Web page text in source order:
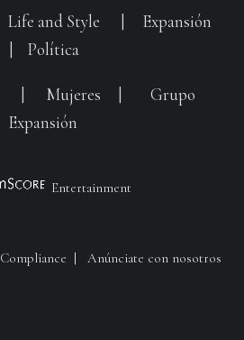
Life and Style
Expansión
Política
Mujeres
Grupo
Expansión
Entertainment
Compliance | Anúnciate con nosotros